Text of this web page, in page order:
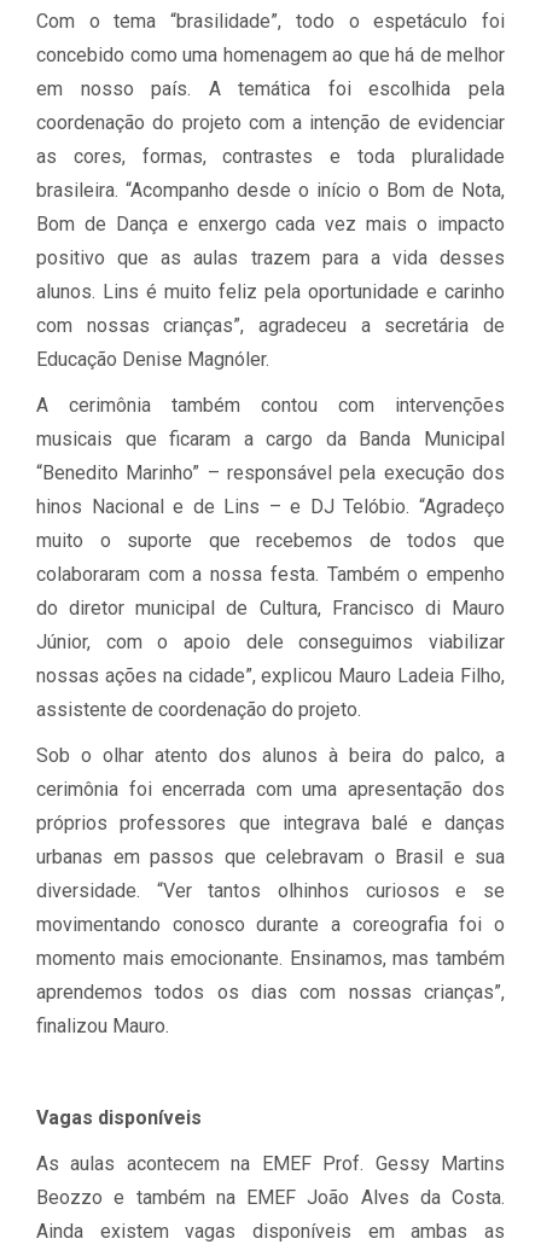
Com o tema “brasilidade”, todo o espetáculo foi
concebido como uma homenagem ao que há de melhor
em nosso país. A temática foi escolhida pela
coordenação do projeto com a intenção de evidenciar
as cores, formas, contrastes e toda pluralidade
brasileira. “Acompanho desde o início o Bom de Nota,
Bom de Dança e enxergo cada vez mais o impacto
positivo que as aulas trazem para a vida desses
alunos. Lins é muito feliz pela oportunidade e carinho
com nossas crianças”, agradeceu a secretária de
Educação Denise Magnóler.
A cerimônia também contou com intervenções
musicais que ficaram a cargo da Banda Municipal
“Benedito Marinho” – responsável pela execução dos
hinos Nacional e de Lins – e DJ Telóbio. “Agradeço
muito o suporte que recebemos de todos que
colaboraram com a nossa festa. Também o empenho
do diretor municipal de Cultura, Francisco di Mauro
Júnior, com o apoio dele conseguimos viabilizar
nossas ações na cidade”, explicou Mauro Ladeia Filho,
assistente de coordenação do projeto.
Sob o olhar atento dos alunos à beira do palco, a
cerimônia foi encerrada com uma apresentação dos
próprios professores que integrava balé e danças
urbanas em passos que celebravam o Brasil e sua
diversidade. “Ver tantos olhinhos curiosos e se
movimentando conosco durante a coreografia foi o
momento mais emocionante. Ensinamos, mas também
aprendemos todos os dias com nossas crianças”,
finalizou Mauro.
Vagas disponíveis
As aulas acontecem na EMEF Prof. Gessy Martins
Beozzo e também na EMEF João Alves da Costa.
Ainda existem vagas disponíveis em ambas as